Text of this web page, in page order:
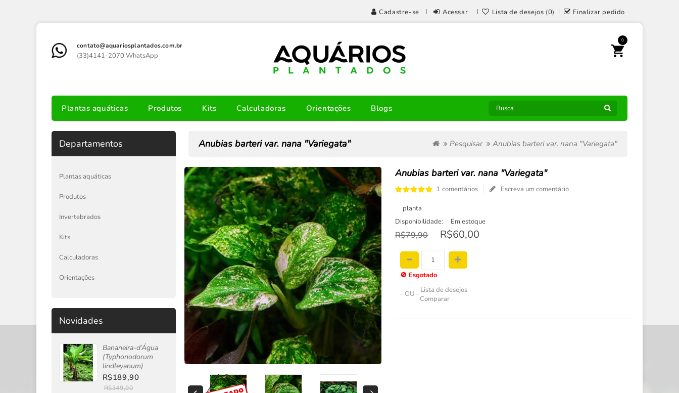
Cadastre-se Acessar Lista de desejos (0) Finalizar pedido
contato@aquariosplantados.com.br
(33)4141-2070 WhatsApp
0
Plantas aquáticas Produtos Kits Calculadoras Orientações Blogs
Departamentos
Plantas aquáticas
Produtos
Invertebrados
Kits
Calculadoras
Orientações
Novidades
Bananeira-d’Água
(Typhonodorum
lindleyanum)
R$189,90
R$349,90
Anubias barteri var. nana "Variegata" Pesquisar Anubias barteri var. nana "Variegata"
Anubias barteri var. nana "Variegata"
1 comentários Escreva um comentário
planta
Disponibilidade:
Em estoque
R$79,90 R$60,00
🚫 Esgotado
- OU - Lista de desejos
Comparar